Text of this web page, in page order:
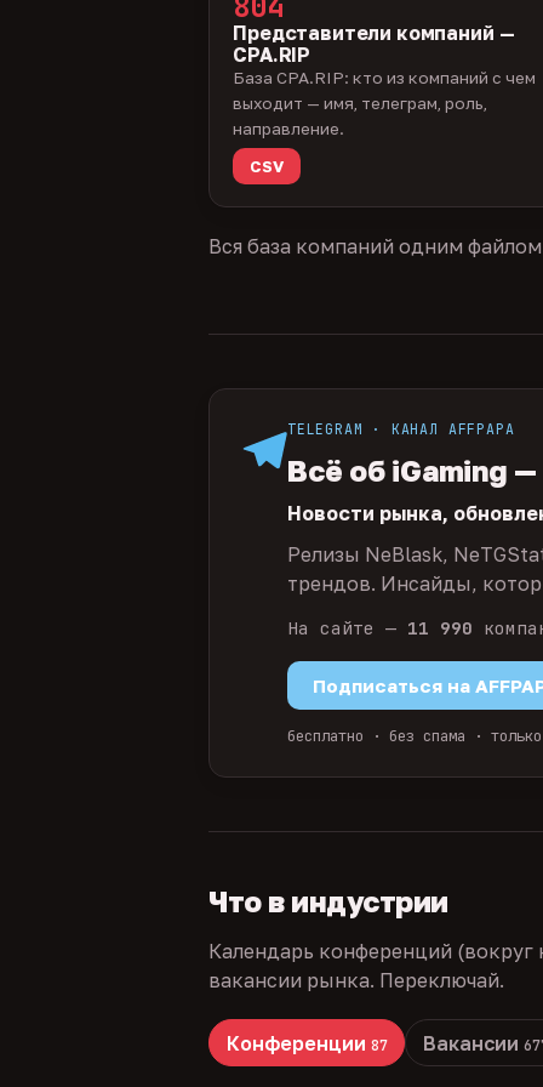
Представители компаний —
CPA.RIP
База CPA.RIP: кто из компаний с чем
выходит — имя, телеграм, роль,
направление.
CSV
Вся база компаний одним
TELEGRAM · КАНАЛ AFFPAPA
Всё об iGaming
Новости рынка,
Релизы NeBlask,
трендов. Инсайды,
На сайте — 11 990
Подписаться на
бесплатно · без спама ·
Что в индустрии
Календарь конференций
вакансии рынка. Переключай.
Конференции 87 Вакансии